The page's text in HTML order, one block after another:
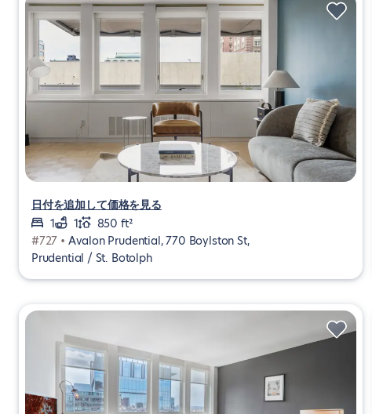
日付を追加して価格を見る
1
1
850 ft²
#727 • Avalon Prudential, 770 Boylston St,
Prudential / St. Botolph